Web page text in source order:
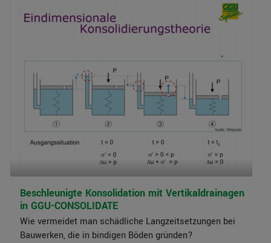
Beschleunigte Konsolidation mit Vertikaldrainagen
in GGU-CONSOLIDATE
Wie vermeidet man schädliche Langzeitsetzungen bei
Bauwerken, die in bindigen Böden gründen?